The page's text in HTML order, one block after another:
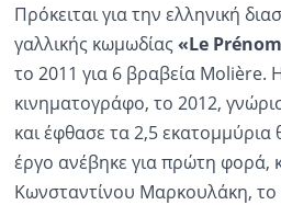
Πρόκειται για την ελληνική
γαλλικής κωμωδίας «Le
το 2011 για 6 βραβεία Molière.
κινηματογράφο, το 2012,
και έφθασε τα 2,5 εκατομμύρια
έργο ανέβηκε για πρώτη φορά,
Κωνσταντίνου Μαρκουλάκη, το